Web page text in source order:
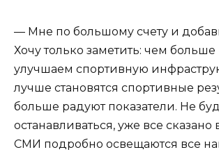
— Мне по большому счету и
Хочу только заметить: чем
улучшаем спортивную
лучше становятся спортивные
больше радуют показатели. Не
останавливаться, уже все
СМИ подробно освещаются все